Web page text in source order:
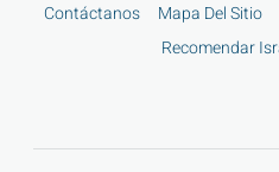
Contáctanos
Mapa Del Sitio
Recomendar